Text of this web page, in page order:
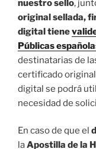
nuestro sello,
original sellada,
digital tiene
Públicas
destinatarias de
certificado
digital se podrá
necesidad de
En caso de que el
laApostilla de la